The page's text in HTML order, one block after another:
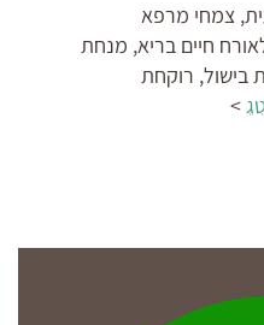
צמחי מרפא
חיים בריא, מנחת
בישול, רוקחת
>